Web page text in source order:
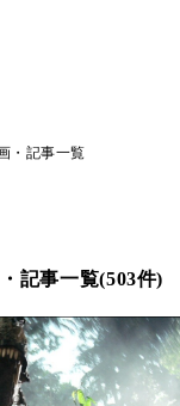
・記事一覧
記事一覧(503件)